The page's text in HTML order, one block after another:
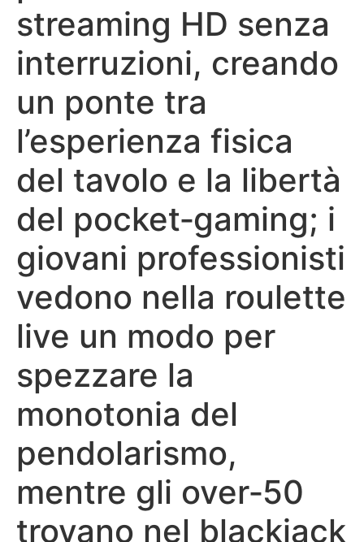
streaming HD senza
interruzioni, creando
un ponte tra
l’esperienza fisica
del tavolo e la libertà
del pocket‑gaming; i
giovani professionisti
vedono nella roulette
live un modo per
spezzare la
monotonia del
pendolarismo,
mentre gli over‑50
trovano nel blackjack